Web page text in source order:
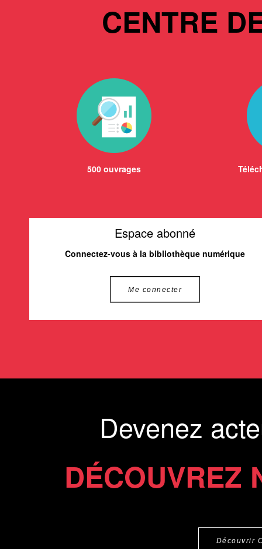
CENTRE
500 ouvrages
Espace abonné
Connectez-vous à la bibliothèque numérique
Me connecter
Devenez
DÉCOUVREZ
Découvrir